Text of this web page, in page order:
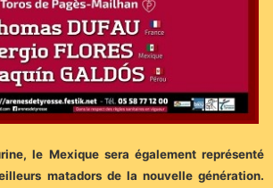
le Mexique sera également représenté
matadors de la nouvelle génération.